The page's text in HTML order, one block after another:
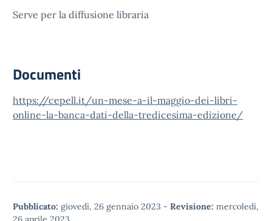
Serve per la diffusione libraria
Documenti
https://cepell.it/un-mese-a-il-maggio-dei-libri-
online-la-banca-dati-della-tredicesima-edizione/
Pubblicato: giovedì, 26 gennaio 2023 - Revisione: mercoledì,